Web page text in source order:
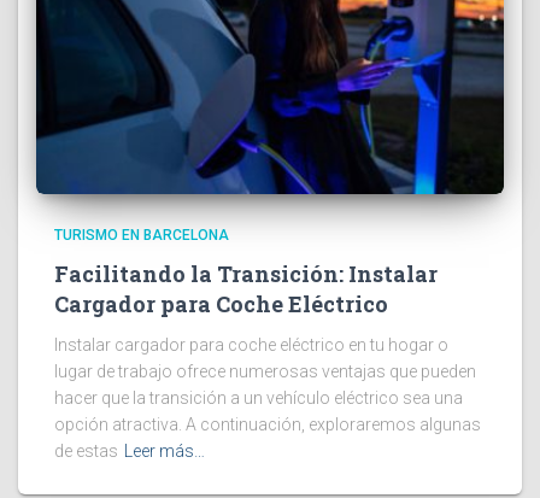
TURISMO EN BARCELONA
Facilitando la Transición: Instalar
Cargador para Coche Eléctrico
Instalar cargador para coche eléctrico en tu hogar o
lugar de trabajo ofrece numerosas ventajas que pueden
hacer que la transición a un vehículo eléctrico sea una
opción atractiva. A continuación, exploraremos algunas
de estas Leer más…